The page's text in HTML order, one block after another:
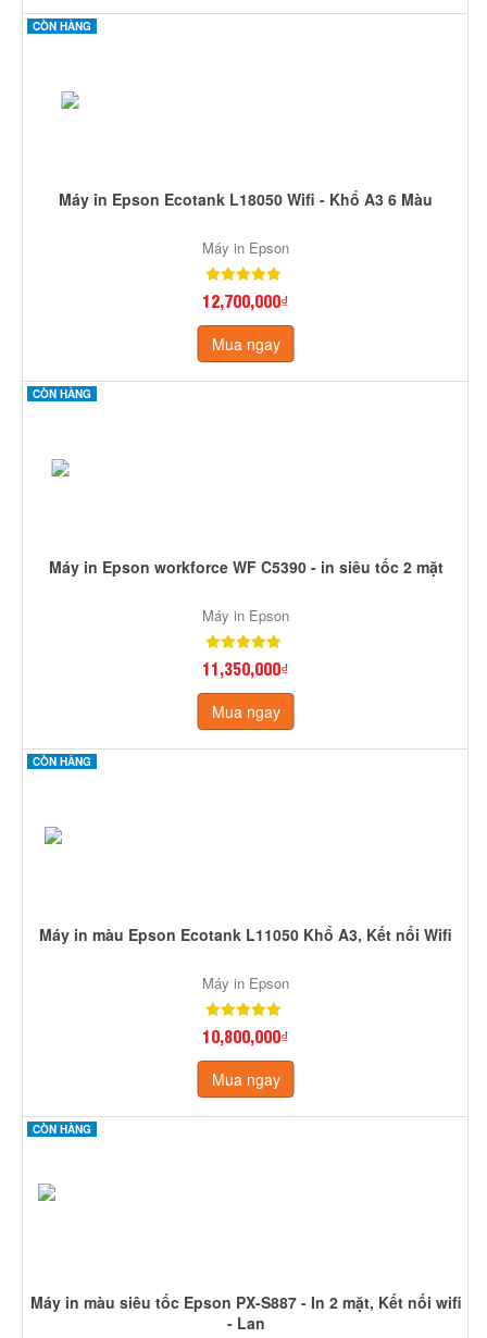
CÒN HÀNG
Máy in Epson Ecotank L18050 Wifi - Khổ A3 6 Màu
Máy in Epson
12,700,000₫
Mua ngay
CÒN HÀNG
Máy in Epson workforce WF C5390 - in siêu tốc 2 mặt
Máy in Epson
11,350,000₫
Mua ngay
CÒN HÀNG
Máy in màu Epson Ecotank L11050 Khổ A3, Kết nối Wifi
Máy in Epson
10,800,000₫
Mua ngay
CÒN HÀNG
Máy in màu siêu tốc Epson PX-S887 - In 2 mặt, Kết nối wifi
- Lan